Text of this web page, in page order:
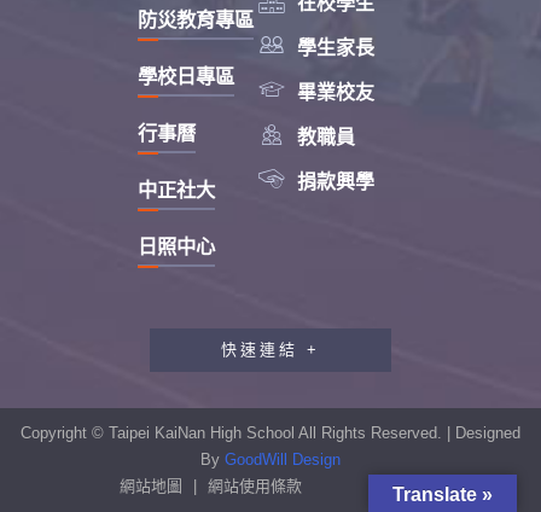
 學生家長
 畢業校友
 教職員
 捐款興學
防災教育專區
學校日專區
行事曆
中正社大
日照中心
快速連結 +
教職員工研習專區
性別平等教育專區
Copyright © Taipei KaiNan High School All Rights Reserved. | Designed
By GoodWill Design
網站地圖
網站使用條款 Translate »